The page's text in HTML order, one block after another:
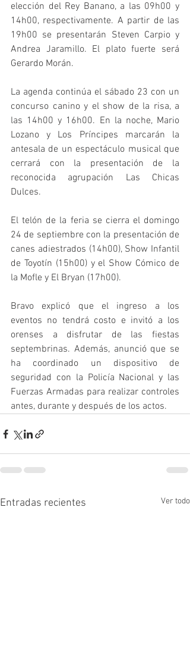
elección del Rey Banano, a las 09h00 y
14h00, respectivamente. A partir de las
19h00 se presentarán Steven Carpio y
Andrea Jaramillo. El plato fuerte será
Gerardo Morán.
La agenda continúa el sábado 23 con un
concurso canino y el show de la risa, a
las 14h00 y 16h00. En la noche, Mario
Lozano y Los Príncipes marcarán la
antesala de un espectáculo musical que
cerrará con la presentación de la
reconocida agrupación Las Chicas
Dulces.
El telón de la feria se cierra el domingo
24 de septiembre con la presentación de
canes adiestrados (14h00), Show Infantil
de Toyotín (15h00) y el Show Cómico de
la Mofle y El Bryan (17h00).
Bravo explicó que el ingreso a los
eventos no tendrá costo e invitó a los
orenses a disfrutar de las fiestas
septembrinas. Además, anunció que se
ha coordinado un dispositivo de
seguridad con la Policía Nacional y las
Fuerzas Armadas para realizar controles
antes, durante y después de los actos.
Entradas recientes Ver todo